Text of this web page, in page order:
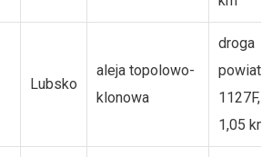
Lubsko
aleja topolowo-
klonowa
droga
1127F,
1,05 km